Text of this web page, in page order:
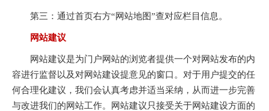
第三：通过首页右方“网站地图”查对应栏目信息。
网站建议
网站建议是为门户网站的浏览者提供一个对网站发布的内
容进行监督以及对网站建设提意见的窗口。对于用户提交的任
何合理化建议，我们会认真考虑并适当采纳，从而进一步完善
与改进我们的网站工作。网站建议只接受关于网站建设方面的